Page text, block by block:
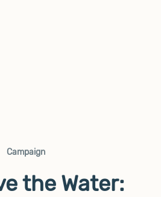
Campaign
the Water: